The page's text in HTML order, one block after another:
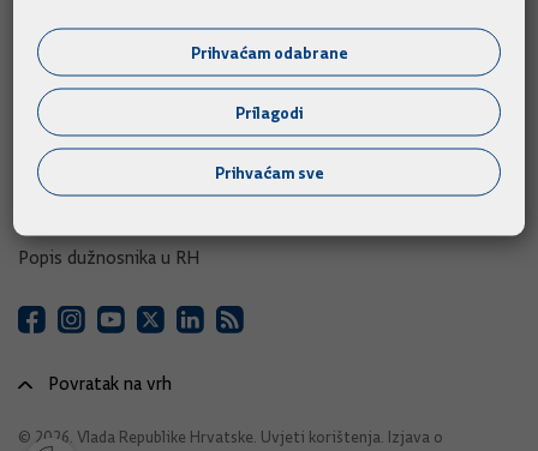
Izvozni portal
Adresar
Središnji katalog službenih dokumenata RH
Adresar tijela javne vlasti
Popis dužnosnika u RH
Povratak na vrh
© 2026. Vlada Republike Hrvatske. Uvjeti korištenja Izjava o
Prihvaćam odabrane
Prilagodi
Prihvaćam sve